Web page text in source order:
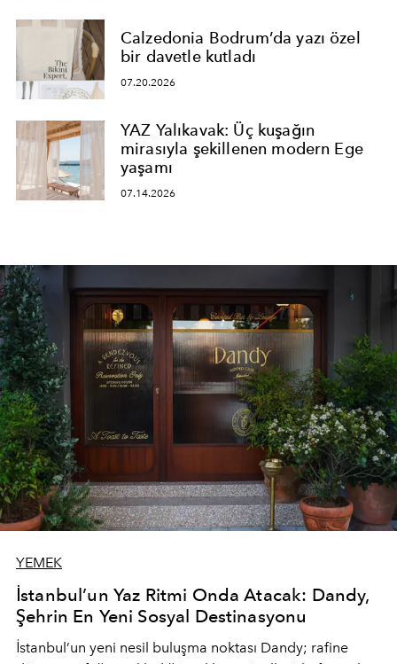
Calzedonia Bodrum’da yazı özel
bir davetle kutladı
07.20.2026
YAZ Yalıkavak: Üç kuşağın
mirasıyla şekillenen modern Ege
yaşamı
07.14.2026
YEMEK
İstanbul’un Yaz Ritmi Onda Atacak: Dandy,
Şehrin En Yeni Sosyal Destinasyonu
İstanbul’un yeni nesil buluşma noktası Dandy; rafine